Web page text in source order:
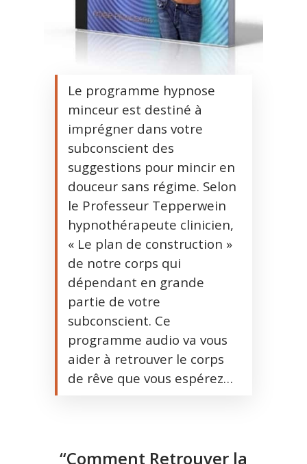
Le programme hypnose
minceur est destiné à
imprégner dans votre
subconscient des
suggestions pour mincir en
douceur sans régime. Selon
le Professeur Tepperwein
hypnothérapeute clinicien,
« Le plan de construction »
de notre corps qui
dépendant en grande
partie de votre
subconscient. Ce
programme audio va vous
aider à retrouver le corps
de rêve que vous espérez…
“Comment Retrouver la